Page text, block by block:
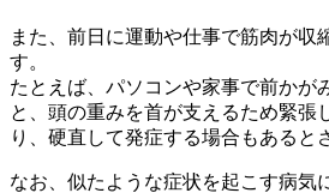
また、前日に運動や仕事で筋肉が収
す。
たとえば、パソコンや家事で前かが
と、頭の重みを首が支えるため緊張
り、硬直して発症する場合もあると
なお、似たような症状を起こす病気